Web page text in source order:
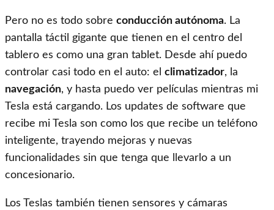
Pero no es todo sobre conducción autónoma. La
pantalla táctil gigante que tienen en el centro del
tablero es como una gran tablet. Desde ahí puedo
controlar casi todo en el auto: el climatizador, la
navegación, y hasta puedo ver películas mientras mi
Tesla está cargando. Los updates de software que
recibe mi Tesla son como los que recibe un teléfono
inteligente, trayendo mejoras y nuevas
funcionalidades sin que tenga que llevarlo a un
concesionario.
Los Teslas también tienen sensores y cámaras